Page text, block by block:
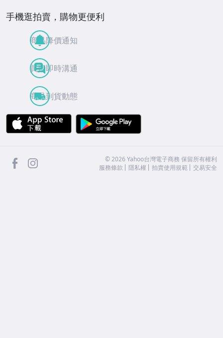
手機逛拍賣，購物更便利
商品降價通知
買賣即時溝通
商品到貨動態
APP Store
facebook ©2026 Yahoo台灣電子商務 保留所有權利
服務條款
隱私權 拍賣使用規範 交易安全